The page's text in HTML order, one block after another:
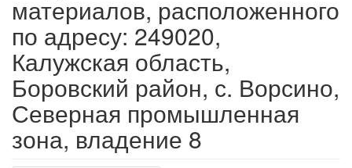
материалов, расположенного
по адресу: 249020,
Калужская область,
Боровский район, с. Ворсино,
Северная промышленная
зона, владение 8